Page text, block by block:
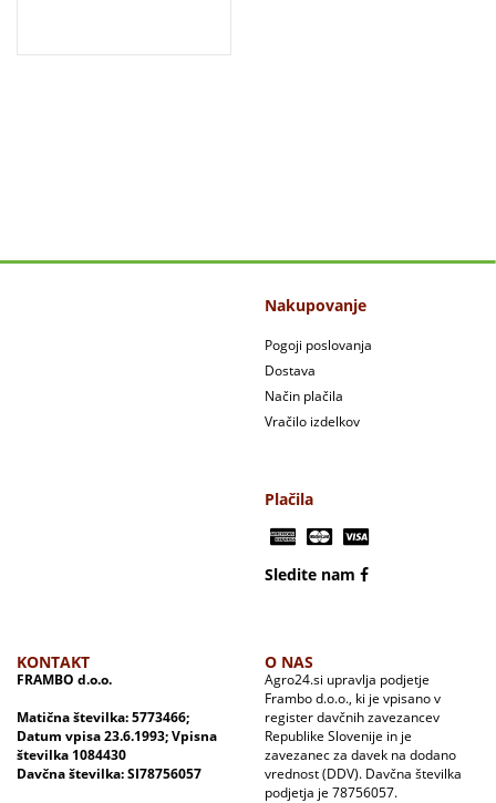
Nakupovanje
Pogoji poslovanja
Dostava
Način plačila
Vračilo izdelkov
Plačila
Sledite nam
KONTAKT
FRAMBO d.o.o.
Matična številka: 5773466;
Datum vpisa 23.6.1993; Vpisna
številka 1084430
Davčna številka: SI78756057
O NAS
Agro24.si upravlja podjetje
Frambo d.o.o., ki je vpisano v
register davčnih zavezancev
Republike Slovenije in je
zavezanec za davek na dodano
vrednost (DDV). Davčna številka
podjetja je 78756057.